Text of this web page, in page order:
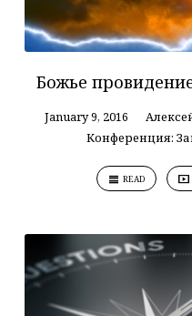
Божье
January 9, 2016
Конференция:
READ